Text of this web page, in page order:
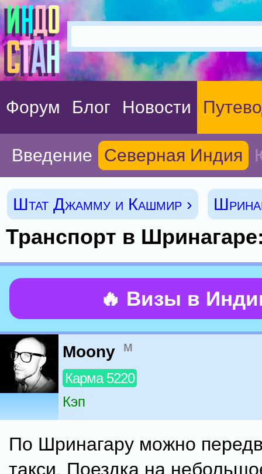
Форум Блог Новости
Введение Северная Индия
Штат Джамму и Кашмир ›
Транспорт в
🔥 Визы в
Moony м
Карма 5220
Кэп
По Шринагару можно
такси. Поездка на